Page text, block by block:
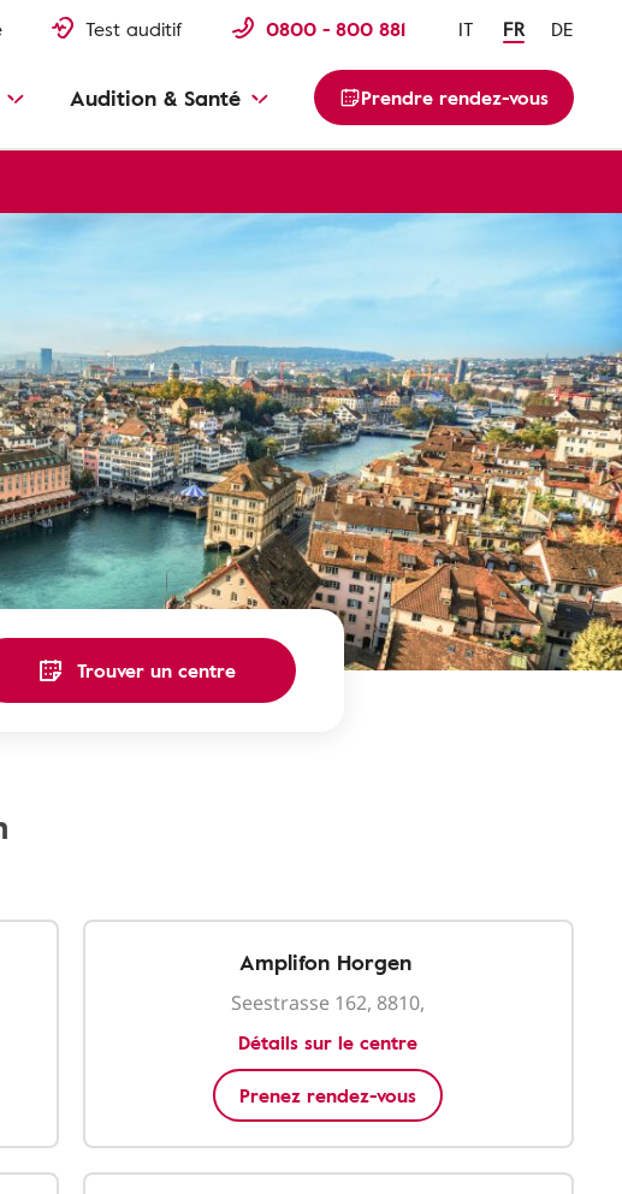
Test auditif 0800 - 800 881 IT FR DE
Audition & Santé Prendre rendez-vous
Trouver un centre
Amplifon Horgen
Seestrasse 162, 8810,
Détails sur le centre
Prenez rendez-vous